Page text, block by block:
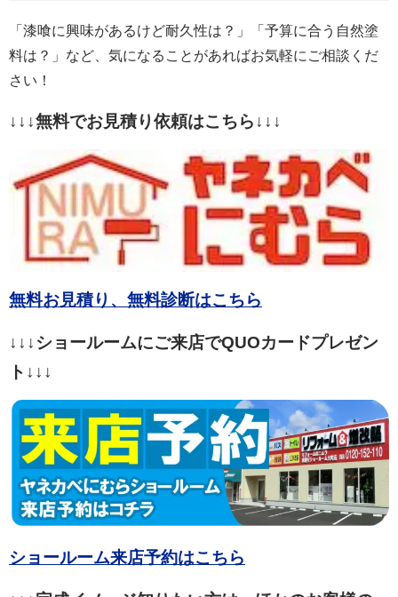
「漆喰に興味があるけど耐久性は？」「予算に合う自然塗
料は？」など、気になることがあればお気軽にご相談くだ
さい！
↓↓↓無料でお見積り依頼はこちら↓↓↓
無料お見積り、無料診断はこちら
↓↓↓ショールームにご来店でQUOカードプレゼン
ト↓↓↓
ショールーム来店予約はこちら